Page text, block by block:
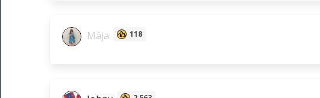
Mája 118